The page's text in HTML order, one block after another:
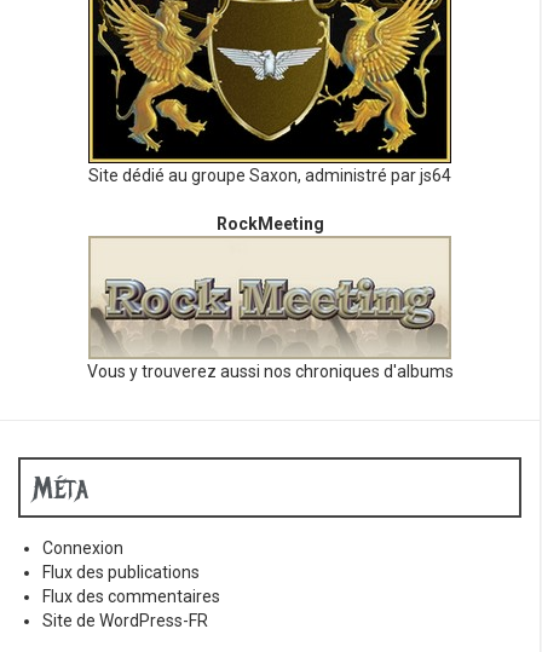
Site dédié au groupe Saxon, administré par js64
RockMeeting
Vous y trouverez aussi nos chroniques d'albums
Méta
Connexion
Flux des publications
Flux des commentaires
Site de WordPress-FR